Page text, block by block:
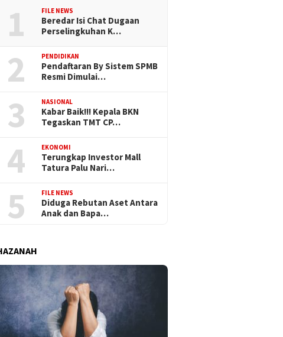
1 FILE NEWS
Beredar Isi Chat Dugaan
Perselingkuhan K…
2 PENDIDIKAN
Pendaftaran By Sistem SPMB
Resmi Dimulai…
3 NASIONAL
Kabar Baik!!! Kepala BKN
Tegaskan TMT CP…
4 EKONOMI
Terungkap Investor Mall
Tatura Palu Nari…
5 FILE NEWS
Diduga Rebutan Aset Antara
Anak dan Bapa…